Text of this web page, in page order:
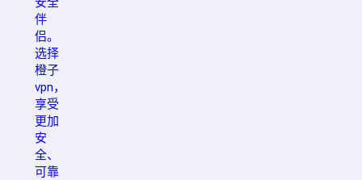
伴
侣。
选择
橙子
vpn，
享受
更加
安
全、
可靠